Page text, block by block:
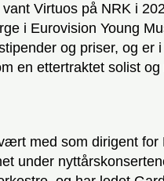
Virtuos på NRK i
i Eurovision Young
og priser, og er
en ettertraktet solist
med som dirigent
under